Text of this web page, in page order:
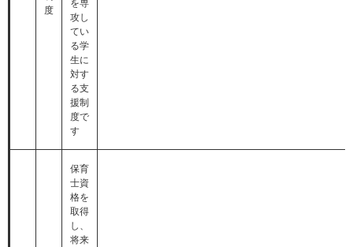
度
を専
攻し
てい
る学
生に
対す
る支
援制
度で
す
保育
士資
格を
取得
し、
将来